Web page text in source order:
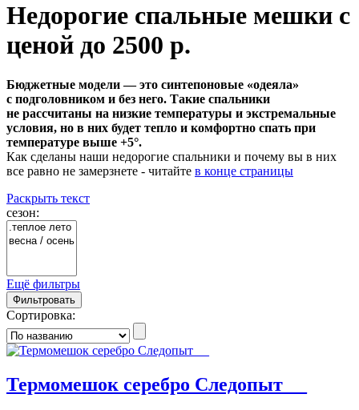
Недорогие спальные мешки с
ценой до 2500 р.
Бюджетные модели — это синтепоновые «одеяла»
с подголовником и без него. Такие спальники
не рассчитаны на низкие температуры и экстремальные
условия, но в них будет тепло и комфортно спать при
температуре выше +5°.
Как сделаны наши недорогие спальники и почему вы в них
все равно не замерзнете - читайте в конце страницы
Раскрыть текст
сезон:
Ещё фильтры
Фильтровать
Сортировка:
Термомешок серебро Следопыт_ _